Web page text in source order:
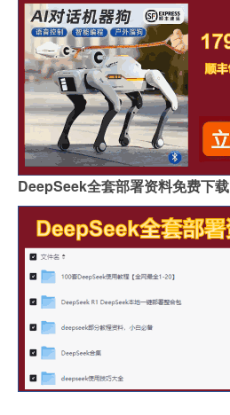
DeepSeek全套部署资料免费下载